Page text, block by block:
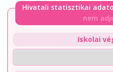
Hivatali statisztikai
nem
Iskolai